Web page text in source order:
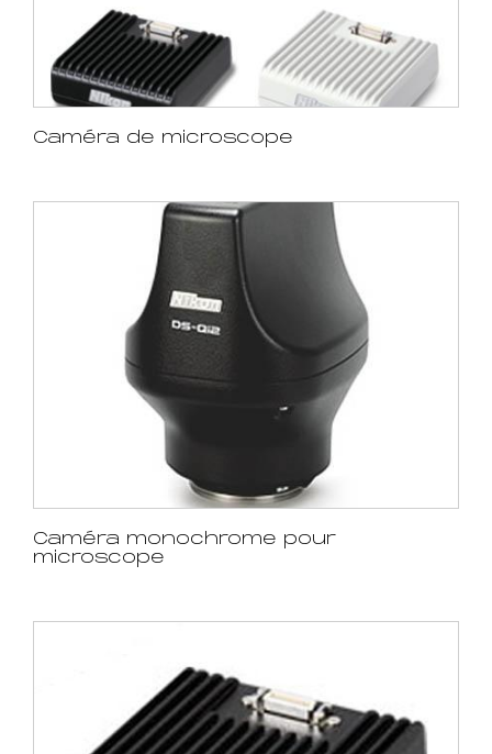
Caméra de microscope
Caméra monochrome pour
microscope